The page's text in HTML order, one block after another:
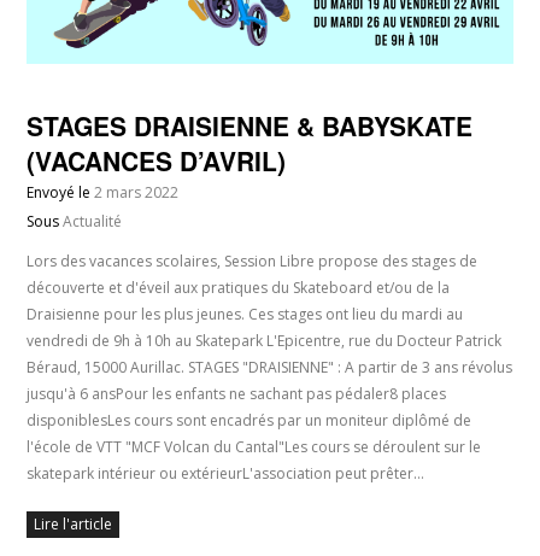
STAGES DRAISIENNE & BABYSKATE
(VACANCES D’AVRIL)
Envoyé le2 mars 2022
SousActualité
Lors des vacances scolaires, Session Libre propose des stages de
découverte et d'éveil aux pratiques du Skateboard et/ou de la
Draisienne pour les plus jeunes. Ces stages ont lieu du mardi au
vendredi de 9h à 10h au Skatepark L'Epicentre, rue du Docteur Patrick
Béraud, 15000 Aurillac. STAGES "DRAISIENNE" : A partir de 3 ans révolus
jusqu'à 6 ansPour les enfants ne sachant pas pédaler8 places
disponiblesLes cours sont encadrés par un moniteur diplômé de
l'école de VTT "MCF Volcan du Cantal"Les cours se déroulent sur le
skatepark intérieur ou extérieurL'association peut prêter…
Lire l'article